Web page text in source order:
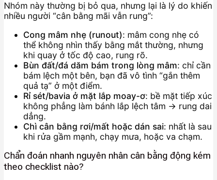
Nhóm này thường bị bỏ qua, nhưng lại là lý do khiến
nhiều người “cân bằng mãi vẫn rung”:
Cong mâm nhẹ (runout): mâm cong nhẹ có
thể không nhìn thấy bằng mắt thường, nhưng
khi quay ở tốc độ cao, rung rõ.
Bùn đất/đá dăm bám trong lòng mâm: chỉ cần
bám lệch một bên, bạn đã vô tình “gắn thêm
quả tạ” ở một điểm.
Rỉ sét/bavia ở mặt lắp moay-ơ: bề mặt tiếp xúc
không phẳng làm bánh lắp lệch tâm → rung dai
dẳng.
Chì cân bằng rơi/mất hoặc dán sai: nhất là sau
khi rửa gầm mạnh, chạy mưa, hoặc va chạm.
Chẩn đoán nhanh nguyên nhân cân bằng động kém
theo checklist nào?